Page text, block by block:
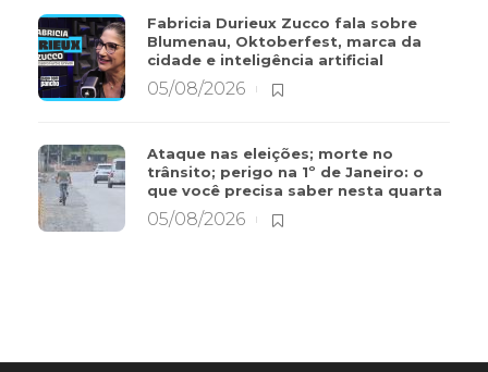
Fabricia Durieux Zucco fala sobre
Blumenau, Oktoberfest, marca da
cidade e inteligência artificial
05/08/2026
Ataque nas eleições; morte no
trânsito; perigo na 1º de Janeiro: o
que você precisa saber nesta quarta
05/08/2026